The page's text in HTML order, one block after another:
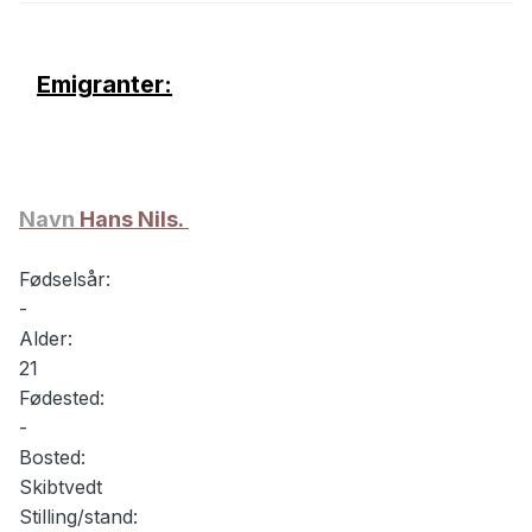
Emigranter:
Navn Hans Nils.
Fødselsår:
-
Alder:
21
Fødested:
-
Bosted:
Skibtvedt
Stilling/stand: